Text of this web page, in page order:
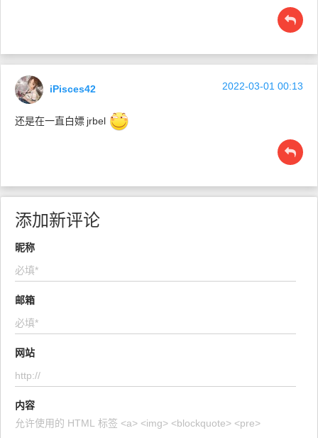
iPisces42 2022-03-01 00:13
还是在一直白嫖 jrbel
添加新评论
昵称
邮箱
网站
内容